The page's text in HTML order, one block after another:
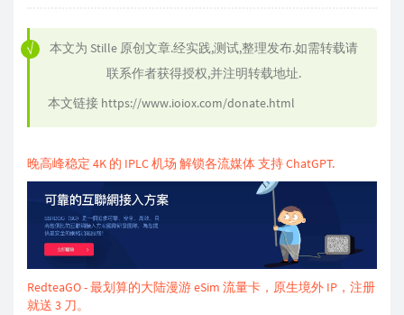
本文为 Stille 原创文章.经实践,测试,整理发布.如需转载请
联系作者获得授权,并注明转载地址.
本文链接 https://www.ioiox.com/donate.html
晚高峰稳定 4K 的 IPLC 机场 解锁各流媒体 支持 ChatGPT.
RedteaGO - 最划算的大陆漫游 eSim 流量卡，原生境外 IP，注册
就送 3 刀。